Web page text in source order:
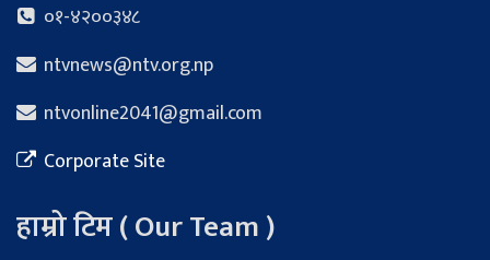
०१-४२००३४८
ntvnews@ntv.org.np
ntvonline2041@gmail.com
Corporate Site
हाम्रो टिम ( Our Team )